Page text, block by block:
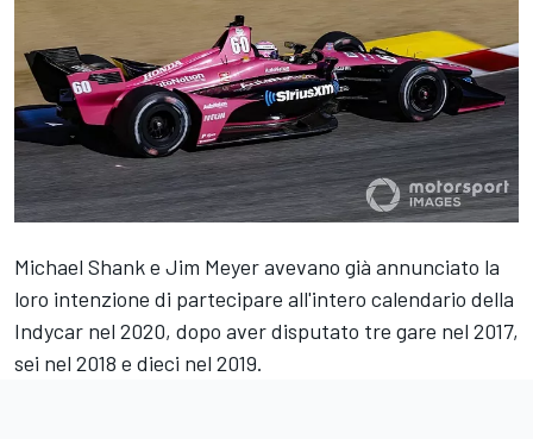
Michael Shank e Jim Meyer avevano già annunciato la
loro intenzione di partecipare all'intero calendario della
Indycar nel 2020, dopo aver disputato tre gare nel 2017,
sei nel 2018 e dieci nel 2019.